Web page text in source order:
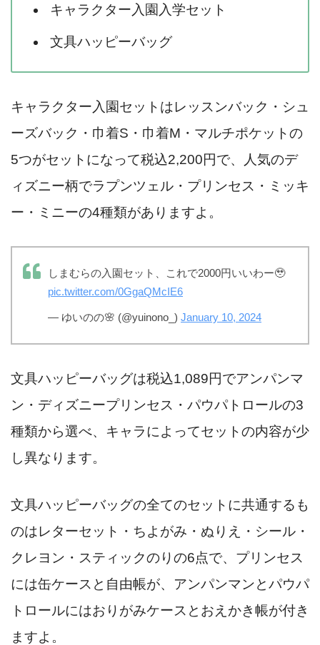
キャラクター入園入学セット
文具ハッピーバッグ
キャラクター入園セットはレッスンバック・シュ
ーズバック・巾着S・巾着M・マルチポケットの
5つがセットになって税込2,200円で、人気のデ
ィズニー柄でラプンツェル・プリンセス・ミッキ
ー・ミニーの4種類がありますよ。
しまむらの入園セット、これで2000円いいわー🥹
pic.twitter.com/0GgaQMcIE6
— ゆいのの🌸 (@yuinono_) January 10, 2024
文具ハッピーバッグは税込1,089円でアンパンマ
ン・ディズニープリンセス・パウパトロールの3
種類から選べ、キャラによってセットの内容が少
し異なります。
文具ハッピーバッグの全てのセットに共通するも
のはレターセット・ちよがみ・ぬりえ・シール・
クレヨン・スティックのりの6点で、プリンセス
には缶ケースと自由帳が、アンパンマンとパウパ
トロールにはおりがみケースとおえかき帳が付き
ますよ。